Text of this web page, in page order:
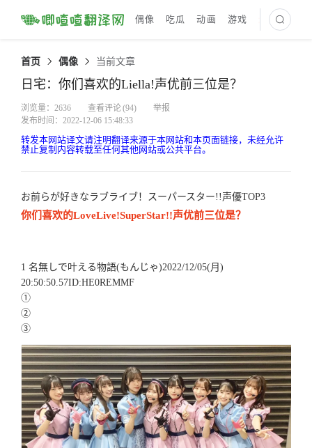
偶像 吃瓜 动画 游戏 最新译文
首页 偶像 当前文章
日宅：你们喜欢的Liella!声优前三位是？
浏览量：2636 查看评论(94)
举报
发布时间：2022-12-06 15:48:33
转发本网站译文请注明翻译来源于本网站和本页面链接，未经允许
禁止复制内容转载至任何其他网站或公共平台。
お前らが好きなラブライブ！スーパースター!!声優TOP3
你们喜欢的LoveLive!SuperStar!!声优前三位是？
1 名無しで叶える物語(もんじゃ)2022/12/05(月)
20:50:50.57ID:HE0REMMF
①
②
③